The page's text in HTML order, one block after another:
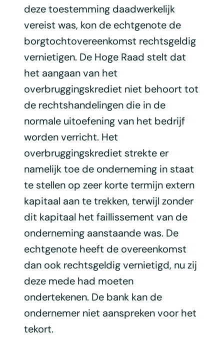
deze toestemming daadwerkelijk
vereist was, kon de echtgenote de
borgtochtovereenkomst rechtsgeldig
vernietigen. De Hoge Raad stelt dat
het aangaan van het
overbruggingskrediet niet behoort tot
de rechtshandelingen die in de
normale uitoefening van het bedrijf
worden verricht. Het
overbruggingskrediet strekte er
namelijk toe de onderneming in staat
te stellen op zeer korte termijn extern
kapitaal aan te trekken, terwijl zonder
dit kapitaal het faillissement van de
onderneming aanstaande was. De
echtgenote heeft de overeenkomst
dan ook rechtsgeldig vernietigd, nu zij
deze mede had moeten
ondertekenen. De bank kan de
ondernemer niet aanspreken voor het
tekort.